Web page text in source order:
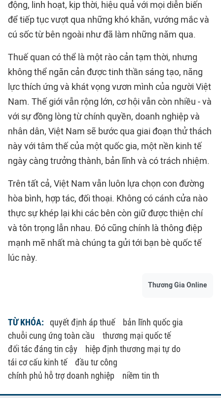
động, linh hoạt, kịp thời, hiệu quả với mọi diễn biến
để tiếp tục vượt qua những khó khăn, vướng mắc và
cú sốc từ bên ngoài như đã làm những năm qua.
Thuế quan có thể là một rào cản tạm thời, nhưng
không thể ngăn cản được tinh thần sáng tạo, năng
lực thích ứng và khát vọng vươn mình của người Việt
Nam. Thế giới vẫn rộng lớn, cơ hội vẫn còn nhiều - và
với sự đồng lòng từ chính quyền, doanh nghiệp và
nhân dân, Việt Nam sẽ bước qua giai đoạn thử thách
này với tâm thế của một quốc gia, một nền kinh tế
ngày càng trưởng thành, bản lĩnh và có trách nhiệm.
Trên tất cả, Việt Nam vẫn luôn lựa chọn con đường
hòa bình, hợp tác, đối thoại. Không có cánh cửa nào
thực sự khép lại khi các bên còn giữ được thiện chí
và tôn trọng lẫn nhau. Đó cũng chính là thông điệp
mạnh mẽ nhất mà chúng ta gửi tới bạn bè quốc tế
lúc này.
Thương Gia Online
TỪ KHÓA: quyết định áp thuế
bản lĩnh quốc gia
chuỗi cung ứng toàn cầu
thương mại quốc tế
đối tác đáng tin cậy
hiệp định thương mại tự do
tái cơ cấu kinh tế
đầu tư công
chính phủ hỗ trợ doanh nghiệp
niềm tin th